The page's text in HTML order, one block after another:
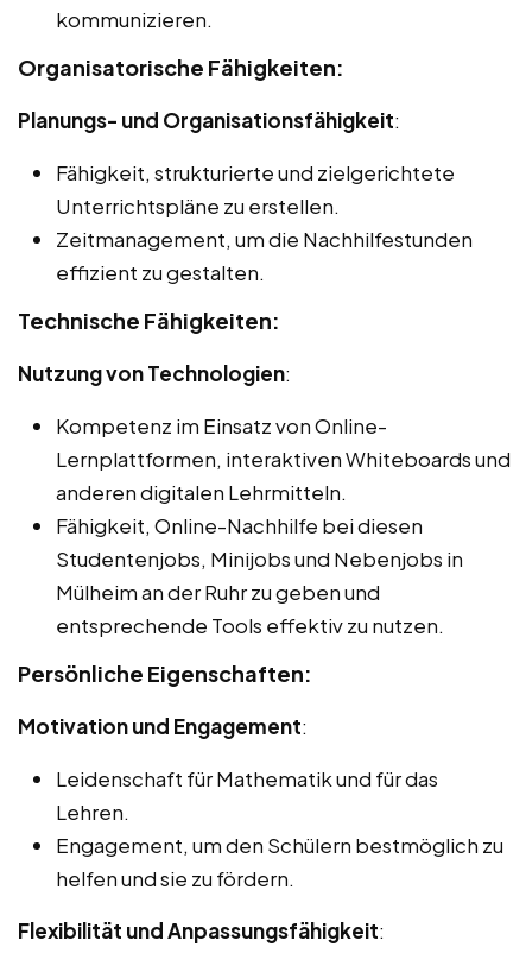
kommunizieren.
Organisatorische Fähigkeiten:
Planungs- und Organisationsfähigkeit:
Fähigkeit, strukturierte und zielgerichtete
Unterrichtspläne zu erstellen.
Zeitmanagement, um die Nachhilfestunden
effizient zu gestalten.
Technische Fähigkeiten:
Nutzung von Technologien:
Kompetenz im Einsatz von Online-
Lernplattformen, interaktiven Whiteboards und
anderen digitalen Lehrmitteln.
Fähigkeit, Online-Nachhilfe bei diesen
Studentenjobs, Minijobs und Nebenjobs in
Mülheim an der Ruhr zu geben und
entsprechende Tools effektiv zu nutzen.
Persönliche Eigenschaften:
Motivation und Engagement:
Leidenschaft für Mathematik und für das
Lehren.
Engagement, um den Schülern bestmöglich zu
helfen und sie zu fördern.
Flexibilität und Anpassungsfähigkeit: